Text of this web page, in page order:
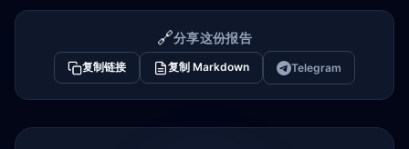
🔗分享这份报告
复制链接 复制 Markdown Telegram